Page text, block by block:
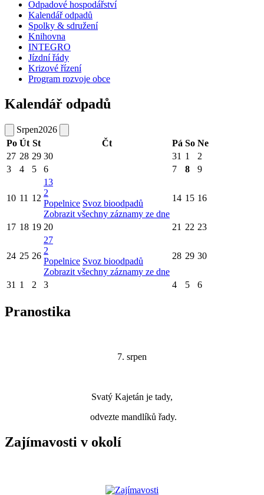
Odpadové hospodářství
Kalendář odpadů
Spolky & sdružení
Knihovna
INTEGRO
Jízdní řády
Krizové řízení
Program rozvoje obce
Kalendář odpadů
Srpen2026
Po Út St Čt Pá So Ne
27 28 29 30 31 1
2
3
4 5 6 7 8 9
10 11 12
13
2
Popelnice Svoz bioodpadů
Zobrazit všechny záznamy ze dne
14 15 16
17 18 19 20 21 22 23
24 25 26
27
2
Popelnice Svoz bioodpadů
Zobrazit všechny záznamy ze dne
28 29 30
31 1 2 3 4 5 6
Pranostika
7. srpen
Svatý Kajetán je tady,
odvezte mandlíků řady.
Zajímavosti v okolí